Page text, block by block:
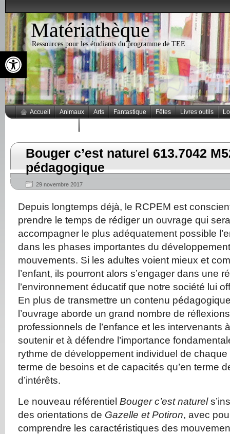
Ouvrir la barre d’outils
Matériathèque
Ressources pour les étudiants du programme de TEE
Accueil Animaux Arts Fantastique Fêtes Livres outils
Bouger c’est naturel 613.7042
pédagogique
29 novembre 2017
Depuis longtemps déjà, le RCPEM est
prendre le temps de rédiger un ouvrage qui
accompagner le plus adéquatement possible
dans les phases importantes du
mouvements. Si les adultes voient mieux et
l’enfant, ils pourront alors s’engager dans une
l’environnement éducatif que notre société lui
En plus de transmettre un contenu
l’ouvrage aborde un grand nombre de
professionnels de l’enfance et les intervenants
soutenir et à défendre l’importance
rythme de développement individuel de
terme de besoins et de capacités qu’en terme
d’intérêts.
Le nouveau référentiel Bouger c’est naturel
des orientations de Gazelle et Potiron, avec
comprendre les caractéristiques des